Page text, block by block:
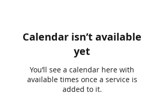
Calendar isn’t available
yet
You’ll see a calendar here with
available times once a service is
added to it.